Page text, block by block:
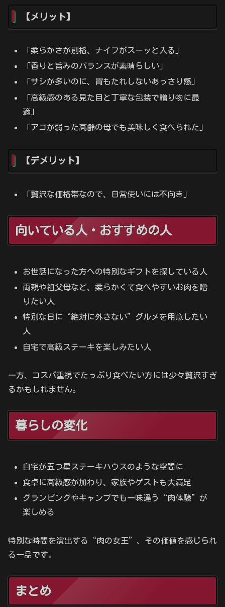
【メリット】
「柔らかさが別格、ナイフがスーッと入る」
「香りと旨みのバランスが素晴らしい」
「サシが多いのに、胃もたれしないあっさり感」
「高級感のある見た目と丁寧な包装で贈り物に最
適」
「アゴが弱った高齢の母でも美味しく食べられた」
【デメリット】
「贅沢な価格帯なので、日常使いには不向き」
向いている人・おすすめの人
お世話になった方への特別なギフトを探している人
両親や祖父母など、柔らかくて食べやすいお肉を贈
りたい人
特別な日に“絶対に外さない”グルメを用意したい
人
自宅で高級ステーキを楽しみたい人
一方、コスパ重視でたっぷり食べたい方には少々贅沢すぎ
るかもしれません。
暮らしの変化
自宅が五つ星ステーキハウスのような空間に
食卓に高級感が加わり、家族やゲストも大満足
グランピングやキャンプでも一味違う“肉体験”が
楽しめる
特別な時間を演出する“肉の女王”、その価値を感じられ
る一品です。
まとめ